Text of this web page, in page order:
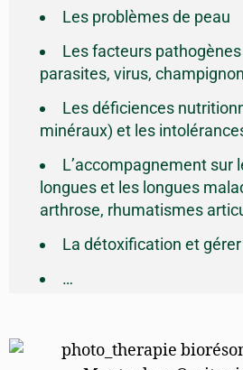
Les problèmes de peau
Les facteurs
parasites, virus,
Les déficiences
minéraux) et les
L’accompagnement sur
longues et les longues
arthrose, rhumatismes
La détoxification et
…